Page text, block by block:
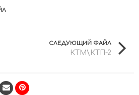
СЛЕДУЮЩИЙ ФАЙЛ
КТМ\КТП-2